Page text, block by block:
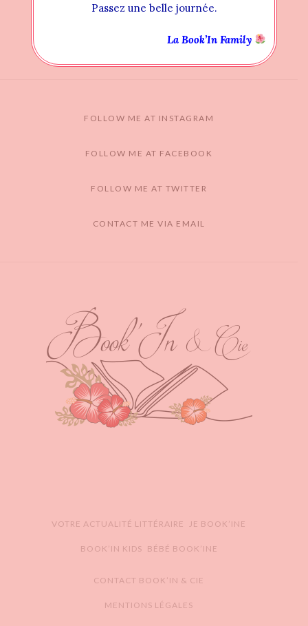
FOLLOW ME AT INSTAGRAM
FOLLOW ME AT FACEBOOK
FOLLOW ME AT TWITTER
CONTACT ME VIA EMAIL
VOTRE ACTUALITÉ LITTÉRAIRE JE BOOK’INE
BOOK’IN KIDS BÉBÉ BOOK’INE
CONTACT BOOK’IN & CIE
MENTIONS LÉGALES
Passez une belle journée.
La Book’In Family